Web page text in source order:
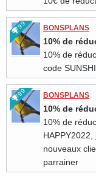
99 BONSPLANS
10% de
10% de
code
99 BONSPLANS
10% de
10% de
nouveaux
parrainer